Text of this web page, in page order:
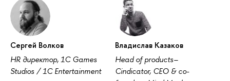
Сергей Волков
HR директор, 1С Games
Studios / 1C Entertainment
Владислав Казаков
Head of products–
Cindicator, CEO & co-